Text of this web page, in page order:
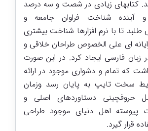
کتابهای زیادی در شصت و سه درصد
آینده شناخت فراوان جامعه و
تا با نرم افزارها شناخت بیشتری
ای علی الخصوص طراحان خلاقی و
زبان فارسی ایجاد کرد. در این صورت
که تمام و دشواری موجود در ارائه
سخت تایپ به پایان رسد وزمان
حروفچینی دستاوردهای اصلی و
پیوسته اهل دنیای موجود طراحی
قرار گیرد.